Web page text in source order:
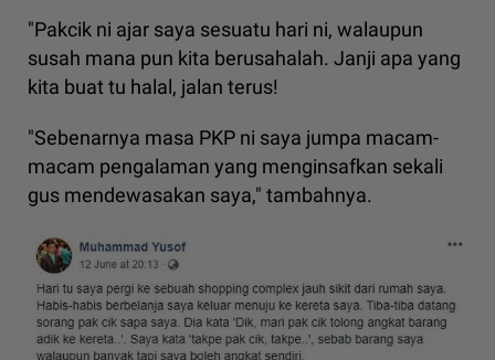
"Pakcik ni ajar saya sesuatu hari ni, walaupun
susah mana pun kita berusahalah. Janji apa yang
kita buat tu halal, jalan terus!
"Sebenarnya masa PKP ni saya jumpa macam-
macam pengalaman yang menginsafkan sekali
gus mendewasakan saya," tambahnya.